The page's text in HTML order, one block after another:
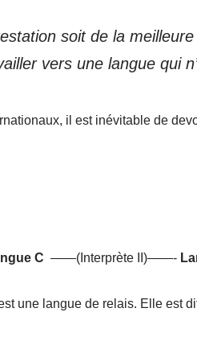
soit de la
vers une langue qui
il est inévitable de
C ——(Interprète II)——-
une langue de relais. Elle est